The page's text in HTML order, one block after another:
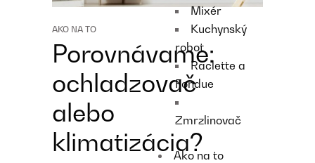
Mixér
Kuchynský
robot
Raclette a
Fondue
Zmrzlinovač
Ako na to
AKO NA TO
Porovnávame:
ochladzovač
alebo
klimatizácia?